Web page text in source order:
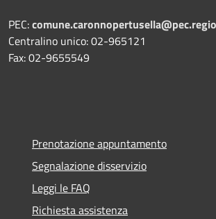
PEC:
Centralino unico: 02-965121
Fax: 02-9655549
Prenotazione appuntamento
Segnalazione disservizio
Leggi le FAQ
Richiesta assistenza